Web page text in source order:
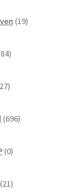
19izdelkov
84izdelkov
izdelkov
696izdelkov
0izdelkov
21izdelkov